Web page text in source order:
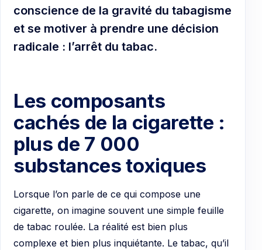
conscience de la gravité du tabagisme
et se motiver à prendre une décision
radicale : l’arrêt du tabac.
Les composants
cachés de la cigarette :
plus de 7 000
substances toxiques
Lorsque l’on parle de ce qui compose une
cigarette, on imagine souvent une simple feuille
de tabac roulée. La réalité est bien plus
complexe et bien plus inquiétante. Le tabac, qu’il